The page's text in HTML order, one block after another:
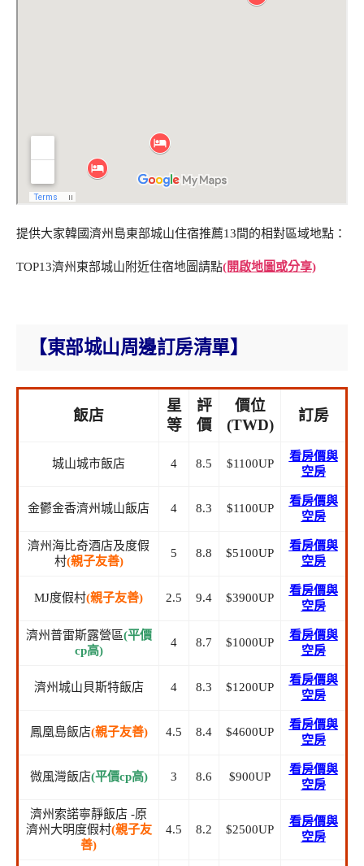
提供大家韓國濟州島東部城山住宿推薦13間的相對區域地點：
TOP13濟州東部城山附近住宿地圖請點(開啟地圖或分享)
【東部城山周邊訂房清單】
飯店
星
等
評
價
價位
(TWD)
訂房
城山城市飯店 4 8.5 $1100UP
看房價與
空房
金鬱金香濟州城山飯店 4 8.3 $1100UP
看房價與
空房
濟州海比奇酒店及度假
村(親子友善)
5 8.8 $5100UP
看房價與
空房
MJ度假村(親子友善) 2.5 9.4 $3900UP
看房價與
空房
濟州普雷斯露營區(平價
cp高)
4 8.7 $1000UP
看房價與
空房
濟州城山貝斯特飯店 4 8.3 $1200UP
看房價與
空房
鳳凰島飯店(親子友善) 4.5 8.4 $4600UP
看房價與
空房
微風灣飯店(平價cp高) 3 8.6 $900UP
看房價與
空房
濟州索諾寧靜飯店 -原
濟州大明度假村(親子友
善)
4.5 8.2 $2500UP
看房價與
空房